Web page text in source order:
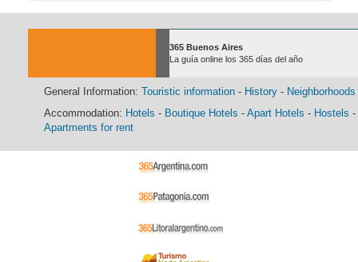
365 Buenos Aires
La guía online los 365 días del año
General Information: Touristic information - History - Neighborhoods
Accommodation: Hotels - Boutique Hotels - Apart Hotels - Hostels -
Apartments for rent